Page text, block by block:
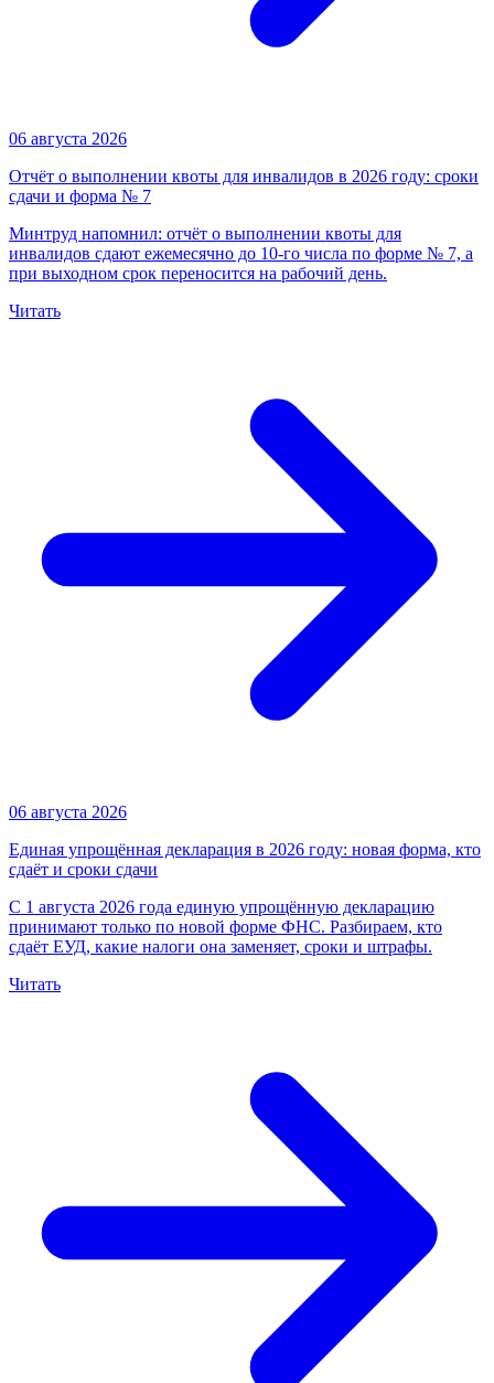
06 августа 2026
Отчёт о выполнении квоты для инвалидов в 2026 году: сроки
сдачи и форма № 7
Минтруд напомнил: отчёт о выполнении квоты для
инвалидов сдают ежемесячно до 10-го числа по форме № 7, а
при выходном срок переносится на рабочий день.
Читать
06 августа 2026
Единая упрощённая декларация в 2026 году: новая форма, кто
сдаёт и сроки сдачи
С 1 августа 2026 года единую упрощённую декларацию
принимают только по новой форме ФНС. Разбираем, кто
сдаёт ЕУД, какие налоги она заменяет, сроки и штрафы.
Читать